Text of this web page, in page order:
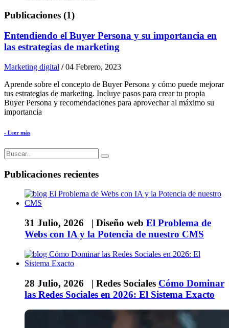
Publicaciones (1)
Entendiendo el Buyer Persona y su importancia en
las estrategias de marketing
Marketing digital /04 Febrero, 2023
Aprende sobre el concepto de Buyer Persona y cómo puede mejorar
tus estrategias de marketing. Incluye pasos para crear tu propia
Buyer Persona y recomendaciones para aprovechar al máximo su
importancia
- Leer más
Publicaciones recientes
31 Julio, 2026 | Diseño web El Problema de
Webs con IA y la Potencia de nuestro CMS
28 Julio, 2026 | Redes Sociales Cómo Dominar
las Redes Sociales en 2026: El Sistema Exacto